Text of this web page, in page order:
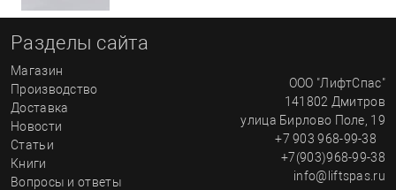
Разделы сайта
Магазин
Производство
Доставка
Новости
Статьи
Книги
Вопросы и ответы
ООО "ЛифтСпас"
141802 Дмитров
улица Бирлово Поле, 19
+7 903 968-99-38
+7(903)968-99-38
info@liftspas.ru